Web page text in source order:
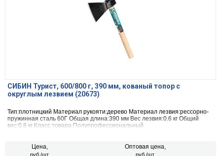
СИБИН Турист, 600/800 г, 390 мм, кованый топор с
округлым лезвием (20673)
Тип:плотницкий Материал рукояти:дерево Материал лезвия:рессорно-
пружинная сталь 60Г Общая длина:390 мм Вес лезвия:0.6 кг Общий
вес:0.8 кг Класс товара:Полупрофессиональный
Цена,
руб./шт.
Оптовая цена,
руб./шт.